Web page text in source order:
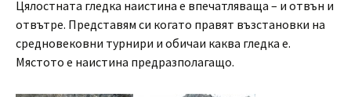
Цялостната гледка наистина е впечатляваща – и отвън и
отвътре. Представям си когато правят възстановки на
средновековни турнири и обичаи каква гледка е.
Мястото е наистина предразполагащо.